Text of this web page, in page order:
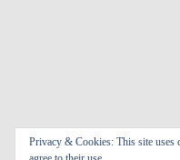
Privacy & Cookies: This site uses